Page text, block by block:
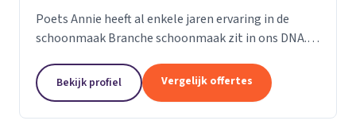
Poets Annie heeft al enkele jaren ervaring in de
schoonmaak Branche schoonmaak zit in ons DNA.
Kantoor panden Scholen Zwembaden Vakantie
parkeren Traphuizen...
Bekijk profiel Vergelijk offertes